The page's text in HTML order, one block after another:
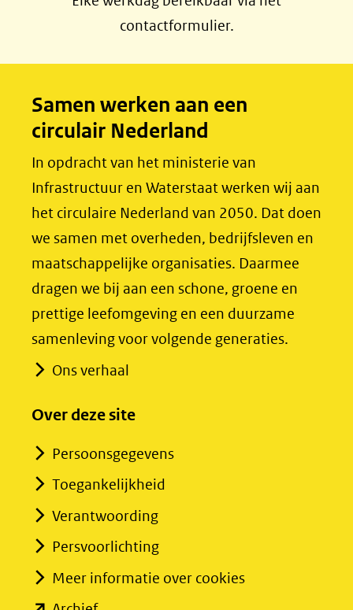
b
o
k
(opent
nieuw
naar
een
andere
website)
e
I
n
(opent
nieuw
naar
een
andere
website)
contactformulier.
Samen werken aan een
circulair Nederland
In opdracht van het ministerie van
Infrastructuur en Waterstaat werken wij aan
het circulaire Nederland van 2050. Dat doen
we samen met overheden, bedrijfsleven en
maatschappelijke organisaties. Daarmee
dragen we bij aan een schone, groene en
prettige leefomgeving en een duurzame
samenleving voor volgende generaties.
Ons verhaal
Over deze site
Persoonsgegevens
Toegankelijkheid
Verantwoording
Persvoorlichting
Meer informatie over cookies